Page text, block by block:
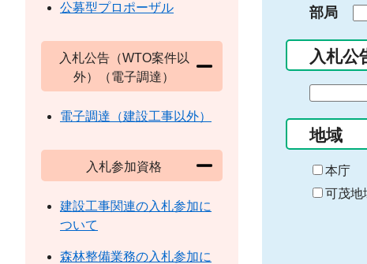
部局
入札公
の
始
ま
り
地域
本庁
可茂地
公募型プロポーザル
入札公告（WTO案件以
外）（電子調達）
電子調達（建設工事以外）
入札参加資格
建設工事関連の入札参加に
ついて
森林整備業務の入札参加に